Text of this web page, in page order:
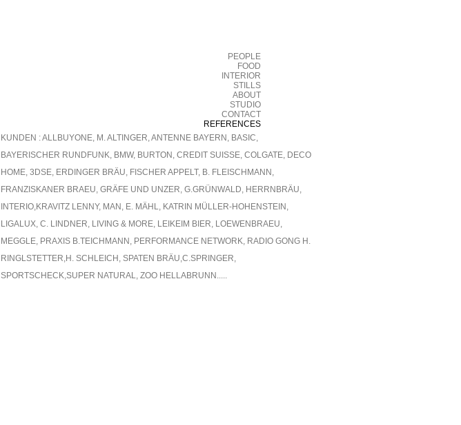
PEOPLE
FOOD
INTERIOR
STILLS
ABOUT
STUDIO
CONTACT
REFERENCES
KUNDEN : ALLBUYONE, M. ALTINGER, ANTENNE BAYERN, BASIC,
BAYERISCHER RUNDFUNK, BMW, BURTON, CREDIT SUISSE, COLGATE, DECO
HOME, 3DSE, ERDINGER BRÄU, FISCHER APPELT, B. FLEISCHMANN,
FRANZISKANER BRAEU, GRÄFE UND UNZER, G.GRÜNWALD, HERRNBRÄU,
INTERIO,KRAVITZ LENNY, MAN, E. MÄHL, KATRIN MÜLLER-HOHENSTEIN,
LIGALUX, C. LINDNER, LIVING & MORE, LEIKEIM BIER, LOEWENBRAEU,
MEGGLE, PRAXIS B.TEICHMANN, PERFORMANCE NETWORK, RADIO GONG H.
RINGLSTETTER,H. SCHLEICH, SPATEN BRÄU,C.SPRINGER,
SPORTSCHECK,SUPER NATURAL, ZOO HELLABRUNN.....